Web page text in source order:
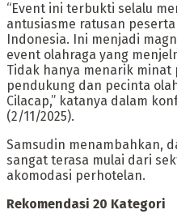
“Event ini terbukti selalu
antusiasme ratusan
Indonesia. Ini menjadi
event olahraga yang
Tidak hanya menarik minat
pendukung dan pecinta
Cilacap,” katanya dalam
(2/11/2025).
Samsudin menambahkan,
sangat terasa mulai dari
akomodasi perhotelan.
Rekomendasi 20 Kategori